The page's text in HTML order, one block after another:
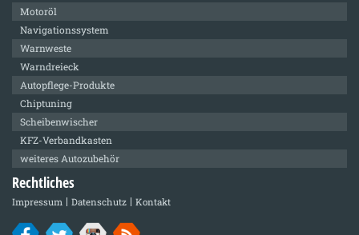
Motoröl
Navigationssystem
Warnweste
Warndreieck
Autopflege-Produkte
Chiptuning
Scheibenwischer
KFZ-Verbandkasten
weiteres Autozubehör
Rechtliches
Impressum Datenschutz Kontakt